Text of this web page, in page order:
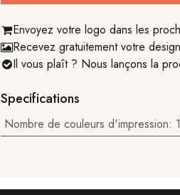
Envoyez votre logo dans les
Recevez gratuitement votre design
Il vous plaît ? Nous lançons la
Specifications
Nombre de couleurs d'impression: